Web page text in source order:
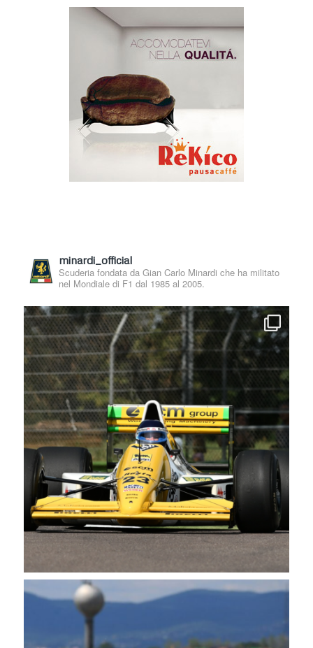
minardi_official
Scuderia fondata da Gian Carlo Minardi che ha militato
nel Mondiale di F1 dal 1985 al 2005.